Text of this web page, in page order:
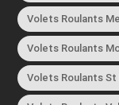
Volets Roulants
Volets Roulants
Volets Roulants St